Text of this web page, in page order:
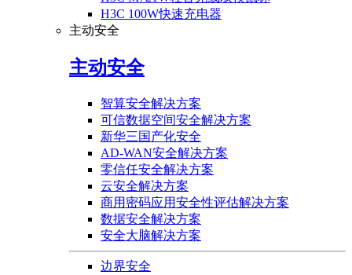
H3C 100W快速充电器
主动安全
主动安全
智算安全解决方案
可信数据空间安全解决方案
新华三国产化安全
AD-WAN安全解决方案
零信任安全解决方案
云安全解决方案
商用密码应用安全性评估解决方案
数据安全解决方案
安全大脑解决方案
边界安全